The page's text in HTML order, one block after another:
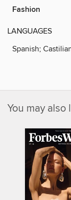
Fashion
LANGUAGES
Spanish;
You may also